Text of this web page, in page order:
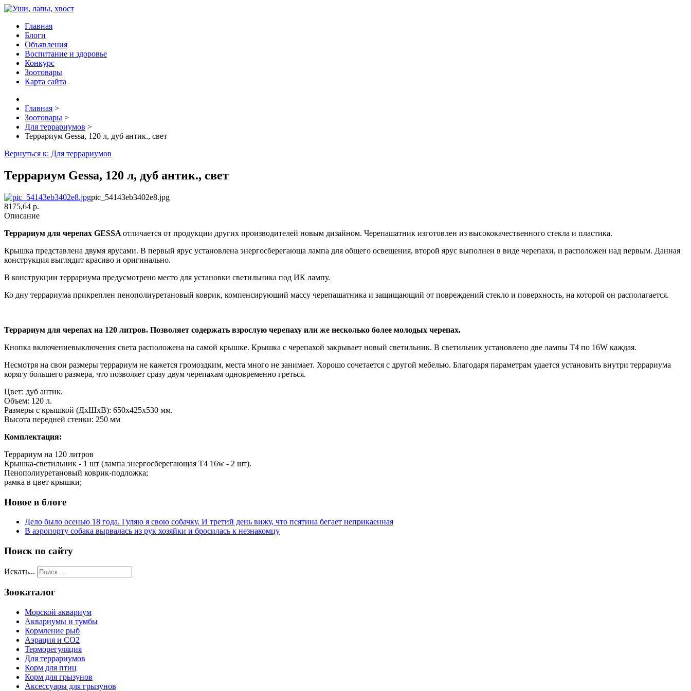
Главная
Блоги
Объявления
Воспитание и здоровье
Конкурс
Зоотовары
Карта сайта
Главная >
Зоотовары >
Для террариумов >
Террариум Gessa, 120 л, дуб антик., свет
Вернуться к: Для террариумов
Террариум Gessa, 120 л, дуб антик., свет
pic_54143eb3402e8.jpg
8175,64 р.
Описание
Террариум для черепах GESSA отличается от продукции других производителей новым дизайном. Черепашатник изготовлен из высококачественного стекла и пластика.
Крышка представлена двумя ярусами. В первый ярус установлена энергосберегающа лампа для общего освещения, второй ярус выполнен в виде черепахи, и расположен над первым. Данная
конструкция выглядит красиво и оригинально.
В конструкции террариума предусмотрено место для установки светильника под ИК лампу.
Ко дну террариума прикреплен пенополиуретановый коврик, компенсирующий массу черепашатника и защищающий от повреждений стекло и поверхность, на которой он располагается.
Террариум для черепах на 120 литров. Позволяет содержать взрослую черепаху или же несколько более молодых черепах.
Кнопка включениевыключения света расположена на самой крышке. Крышка с черепахой закрывает новый светильник. В светильник установлено две лампы T4 по 16W каждая.
Несмотря на свои размеры террариум не кажется громоздким, места много не занимает. Хорошо сочетается с другой мебелью. Благодаря параметрам удается установить внутри террариума
корягу большего размера, что позволяет сразу двум черепахам одновременно греться.
Цвет: дуб антик.
Объем: 120 л.
Размеры с крышкой (ДхШхВ): 650x425x530 мм.
Высота передней стенки: 250 мм
Комплектация:
Террариум на 120 литров
Крышка-светильник - 1 шт (лампа энергосберегающая T4 16w - 2 шт).
Пенополиуретановый коврик-подложка;
рамка в цвет крышки;
Новое в блоге
Дело было осенью 18 года. Гуляю я свою собачку. И третий день вижу, что псятина бегает неприкаенная
В аэропорту собака вырвалась из рук хозяйки и бросилась к незнакомцу
Поиск по сайту
Искать...
Зоокаталог
Морской аквариум
Аквариумы и тумбы
Кормление рыб
Аэрация и СО2
Терморегуляция
Для террариумов
Корм для птиц
Корм для грызунов
Аксессуары для грызунов